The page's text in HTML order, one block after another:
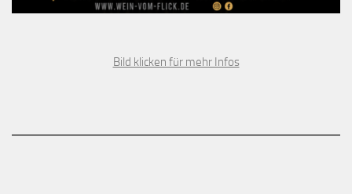
Bild klicken für mehr Infos